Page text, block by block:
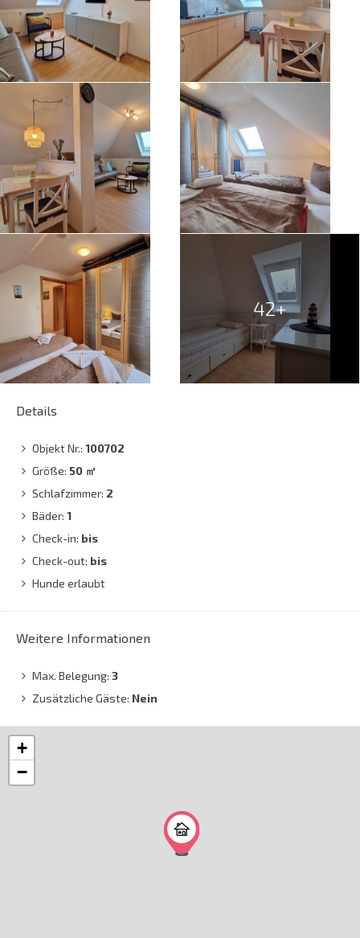
42+
Details
Objekt Nr.: 100702
Größe: 50 ㎡
Schlafzimmer: 2
Bäder: 1
Check-in: bis
Check-out: bis
Hunde erlaubt
Weitere Informationen
Max. Belegung: 3
Zusätzliche Gäste: Nein
+
−